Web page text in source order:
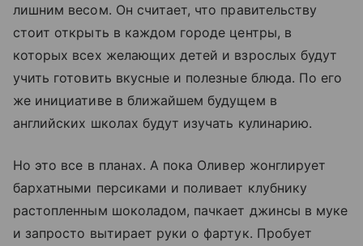
лишним весом. Он считает, что правительству
стоит открыть в каждом городе центры, в
которых всех желающих детей и взрослых будут
учить готовить вкусные и полезные блюда. По его
же инициативе в ближайшем будущем в
английских школах будут изучать кулинарию.
Но это все в планах. А пока Оливер жонглирует
бархатными персиками и поливает клубнику
растопленным шоколадом, пачкает джинсы в муке
и запросто вытирает руки о фартук. Пробует